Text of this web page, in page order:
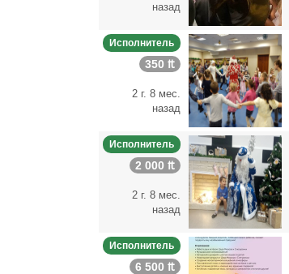
назад
Исполнитель
350 ₶
2 г. 8 мес.
назад
Исполнитель
2 000 ₶
2 г. 8 мес.
назад
Исполнитель
6 500 ₶